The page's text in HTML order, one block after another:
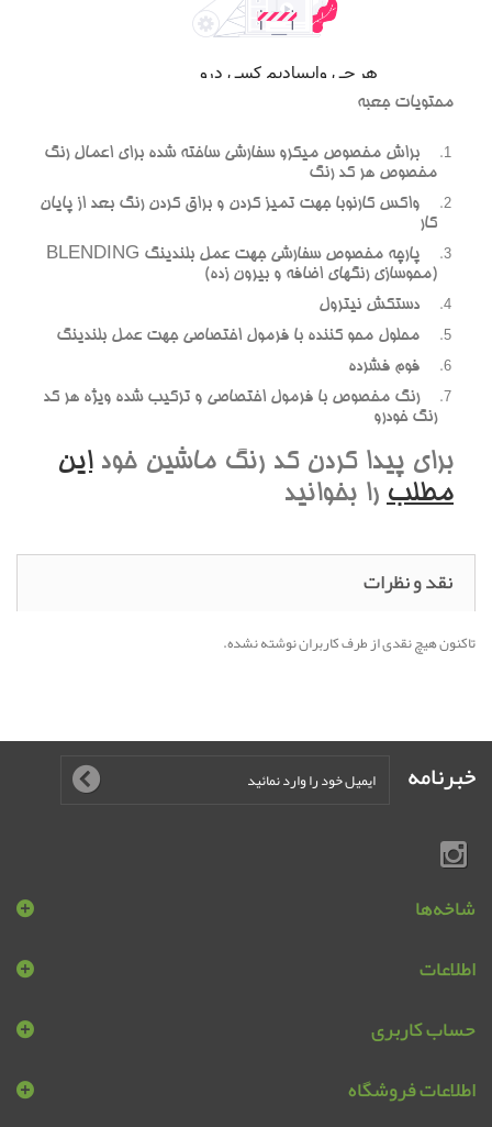
محتويات جعبه
براش مخصوص ميکرو سفارشي ساخته شده براي اعمال رنگ
مخصوص هر کد رنگ
واکس کارنوبا جهت تميز کردن و براق کردن رنگ بعد از پايان
کار
پارچه مخصوص سفارشي جهت عمل بلندينگ BLENDING
(محوسازي رنگهاي اضافه و بيرون زده)
دستکش نيترول
محلول محو کننده با فرمول اختصاصي جهت عمل بلندينگ
فوم فشرده
رنگ مخصوص با فرمول اختصاصي و ترکيب شده ويژه هر کد
رنگ خودرو
براي پيدا کردن کد رنگ ماشين خوداين
مطلب را بخوانيد
نقد و نظرات
تاکنون هیچ نقدی از طرف کاربران نوشته نشده.
خبرنامه
شاخه‌ها
اطلاعات
حساب کاربری
اطلاعات فروشگاه